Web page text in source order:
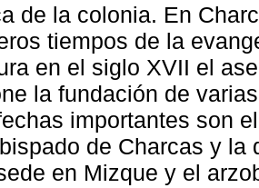
de la colonia. En
tiempos de la
en el siglo XVII el
la fundación de
importantes son
de Charcas y la
en Mizque y el